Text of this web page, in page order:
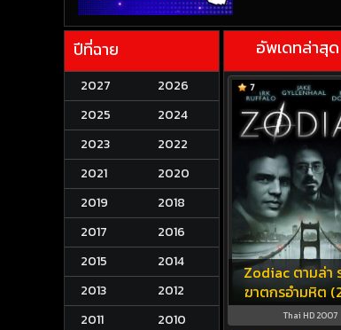
ปีที่ฉาย
2027
2026
2025
2024
2023
2022
2021
2020
2019
2018
2017
2016
2015
2014
2013
2012
2011
2010
อัพเดทล่าสุด
Zodiac ตามล่า
ฆาตกรอำมหิต
7
Thai HD 2007